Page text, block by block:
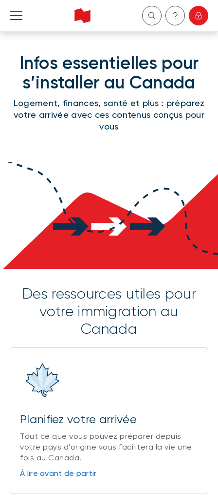
Entreprises
Gestion de patrimoine
Infos essentielles pour
s’installer au Canada
Logement, finances, santé et plus : préparez
votre arrivée avec ces contenus conçus pour
vous
Des ressources utiles pour
votre immigration au
Canada
Planifiez votre arrivée
Tout ce que vous pouvez préparer depuis
votre pays d’origine vous facilitera la vie une
fois au Canada.
À lire avant de partir